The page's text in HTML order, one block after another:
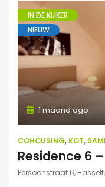
IN DE KIJKER
NIEUW
1 maand ago
COHOUSING, KOT,
Persoonstraat 6,